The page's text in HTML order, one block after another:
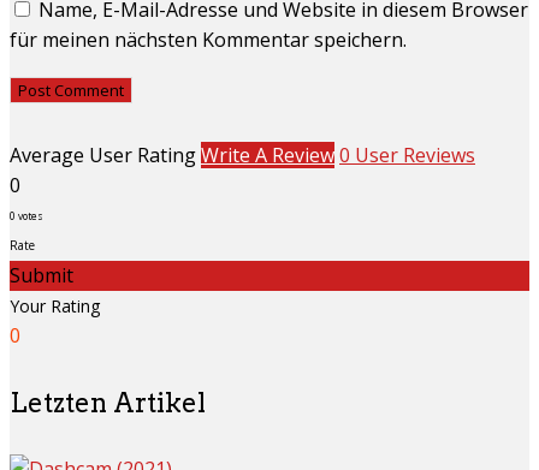
Name, E-Mail-Adresse und Website in diesem Browser
für meinen nächsten Kommentar speichern.
Average User RatingWrite A Review0 User Reviews
0
0 votes
Rate
Submit
Your Rating
0
Letzten Artikel